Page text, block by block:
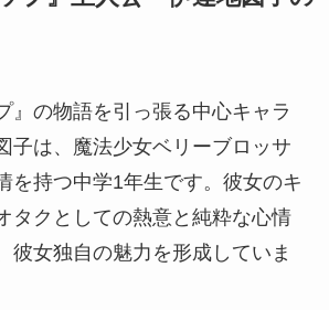
』の物語を引っ張る中心キャラ
子は、魔法少女ベリーブロッサ
を持つ中学1年生です。彼女のキ
タクとしての熱意と純粋な心情
彼女独自の魅力を形成していま